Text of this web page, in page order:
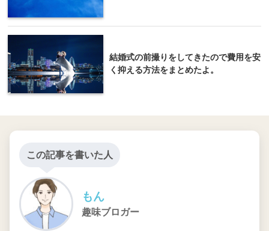
結婚式の前撮りをしてきたので費用を安
く抑える方法をまとめたよ。
この記事を書いた人
もん
趣味ブロガー